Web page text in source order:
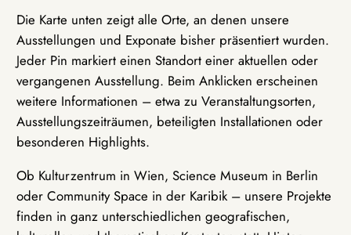
Die Karte unten zeigt alle Orte, an denen unsere
Ausstellungen und Exponate bisher präsentiert wurden.
Jeder Pin markiert einen Standort einer aktuellen oder
vergangenen Ausstellung. Beim Anklicken erscheinen
weitere Informationen – etwa zu Veranstaltungsorten,
Ausstellungszeiträumen, beteiligten Installationen oder
besonderen Highlights.
Ob Kulturzentrum in Wien, Science Museum in Berlin
oder Community Space in der Karibik – unsere Projekte
finden in ganz unterschiedlichen geografischen,